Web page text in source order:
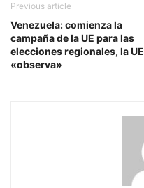
Previous article
Venezuela: comienza la
campaña de la UE para las
elecciones regionales, la UE
«observa»